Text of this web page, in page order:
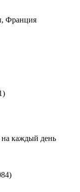
Франция
)
на каждый день
)